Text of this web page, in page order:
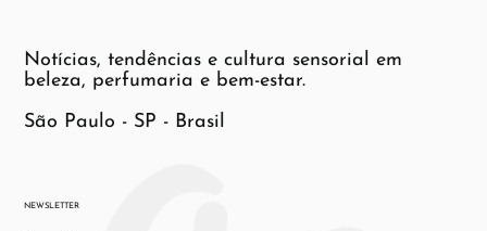
NEWSLETTER
Notícias, tendências e cultura sensorial em
beleza, perfumaria e bem-estar.
São Paulo - SP - Brasil